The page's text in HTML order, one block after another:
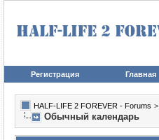
Регистрация Главная
HALF-LIFE 2 FOREVER - Forums >
Обычный календарь